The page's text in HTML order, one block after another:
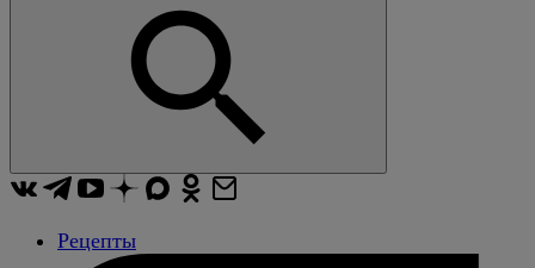
Рецепты